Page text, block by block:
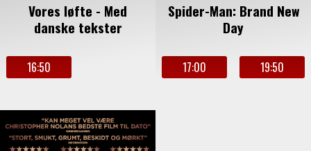
Vores løfte - Med
danske tekster
16:50
Spider-Man: Brand New
Day
17:00 19:50